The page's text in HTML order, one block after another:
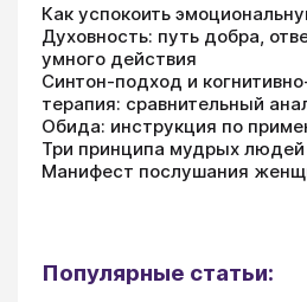
Как успокоить
Духовность: путь добра,
умного действия
Синтон-подход и
терапия: сравнительный
Обида: инструкция по
Три принципа мудрых людей
Манифест послушания
Популярные статьи: